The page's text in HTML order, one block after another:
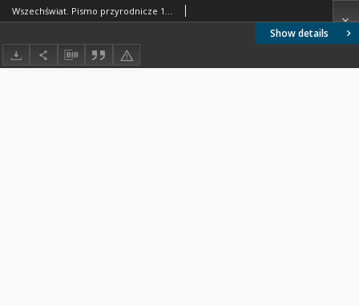
Show details
Wszechświat. Pismo przyrodnicze 1945 nr 1